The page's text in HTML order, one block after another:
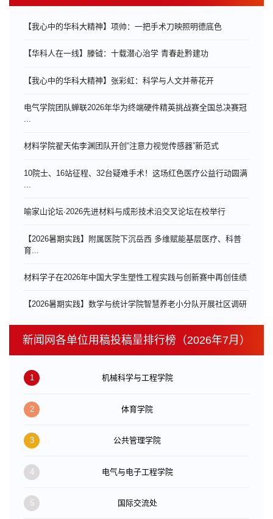
【我心中的华科大精神】项帅：一把手术刀映照明德底色
【华科人在一线】滕钺：十载潜心治学 青春赴黔建功
【我心中的华科大精神】张彩虹：科学与人文并蒂花开
电气学院团队蝉联2026年华为终端硬件精英挑战赛全国总决赛冠
...
材料学院翟天佑李渊团队开创“注意力视觉传感器”新范式
10院士、16站征程、32台疑难手术！这场红色医疗公益行动圆满
喻家山论坛·2026先进材料与成形技术沿交叉论坛在校举行
【2026暑期实践】附属医院下沉岳西 多维赋能基层医疗、科普
育...
材料学子在2026年中国大学生塑性工程实践与创新赛中再创佳绩
【2026暑期实践】数学与统计学院智慧养老小分队开展社区调研
新闻网各单位用稿投稿量排行榜（2026年7月）
1 机械科学与工程学院
2 体育学院
3 公共管理学院
4 电气与电子工程学院
5 国际交流处